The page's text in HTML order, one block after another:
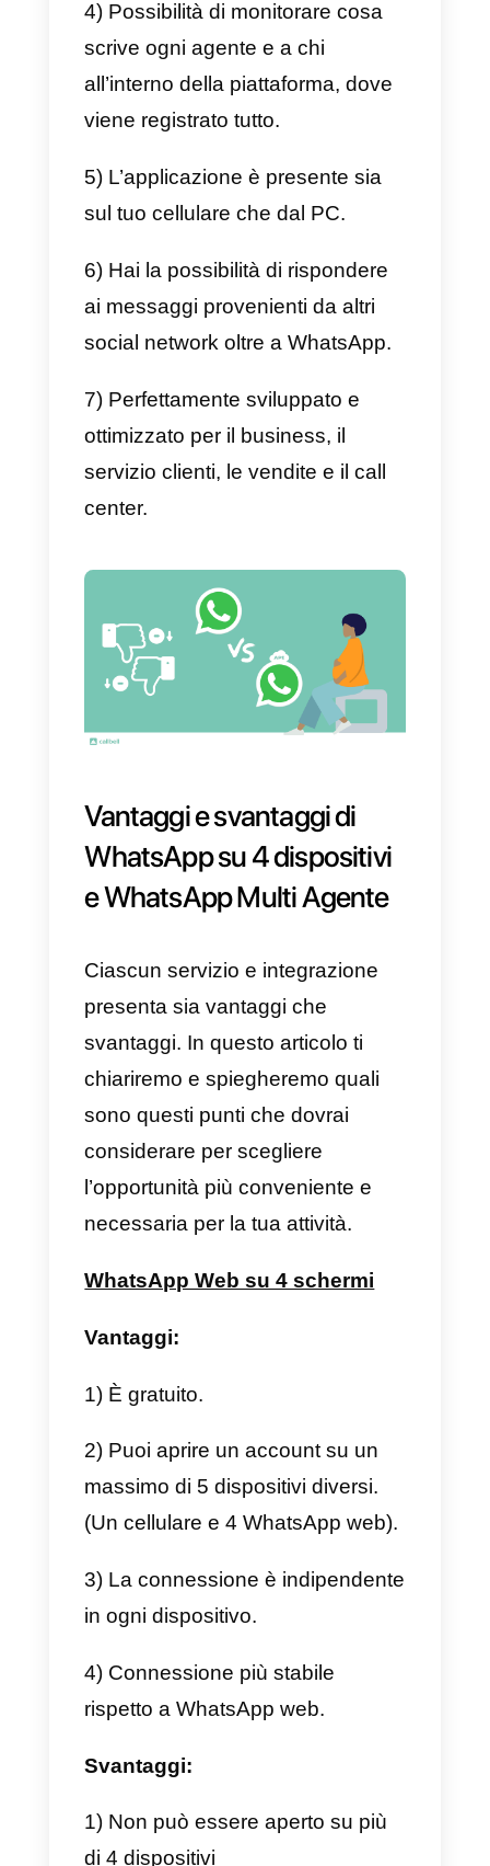
aggiornate in tempo reale su ogni
device.
3) Non avrai metriche per i
messaggi che invii.
risponde a ogni conversazione.
5) Le chat vengono perse e non
lette sui dispositivi da ​​cui non
rispondi o non vedi una chat
e devi ricollegarti.
7) Non è ottimizzato per il servizio
clienti o per i team di vendita.
1) Puoi aprire il tuo account
WhatsApp Business su più di 4
2) Tutti gli agenti possono avere il
proprio account all’interno dello
stesso WhatsApp e vedere in
tempo reale ciascuna risposta.
3) È possibile assegnare
4) Possibilità di monitorare cosa
all’interno della piattaforma, dove
viene registrato tutto.
5) L’applicazione è presente sia
sul tuo cellulare che dal PC.
6) Hai la possibilità di rispondere
social network oltre a WhatsApp.
7) Perfettamente sviluppato e